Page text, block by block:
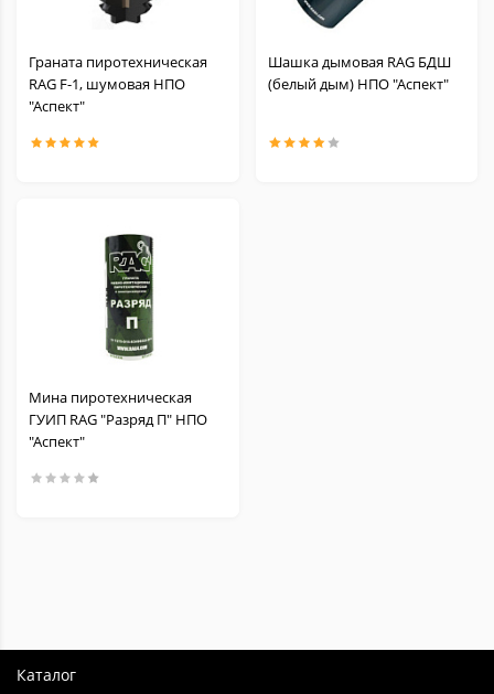
Граната пиротехническая
RAG F-1, шумовая НПО
"Аспект"
Шашка дымовая RAG БДШ
(белый дым) НПО "Аспект"
Мина пиротехническая
ГУИП RAG "Разряд П" НПО
"Аспект"
Каталог